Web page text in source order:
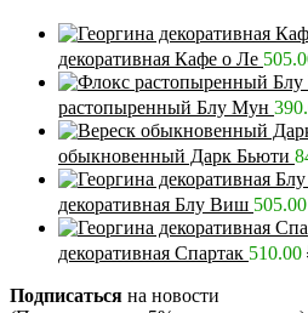
декоративная Кафе о Ле
растопыренный Блу Мун
обыкновенный Дарк Бьюти
декоративная Блу Виш 505.00
декоративная Спартак 510.00
Подписаться на новости